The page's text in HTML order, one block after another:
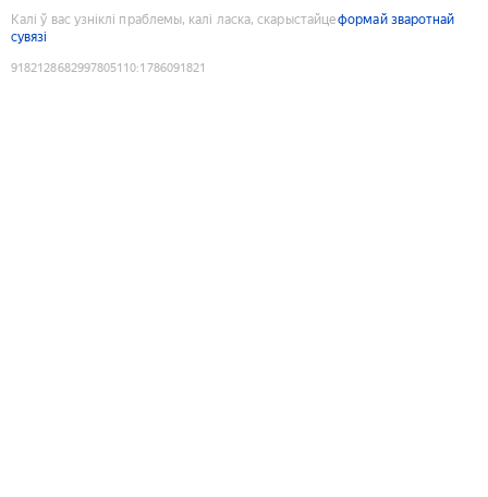
Калі ў вас узніклі праблемы, калі ласка, скарыстайцеформай зваротнай
сувязі
9182128682997805110:1786091821